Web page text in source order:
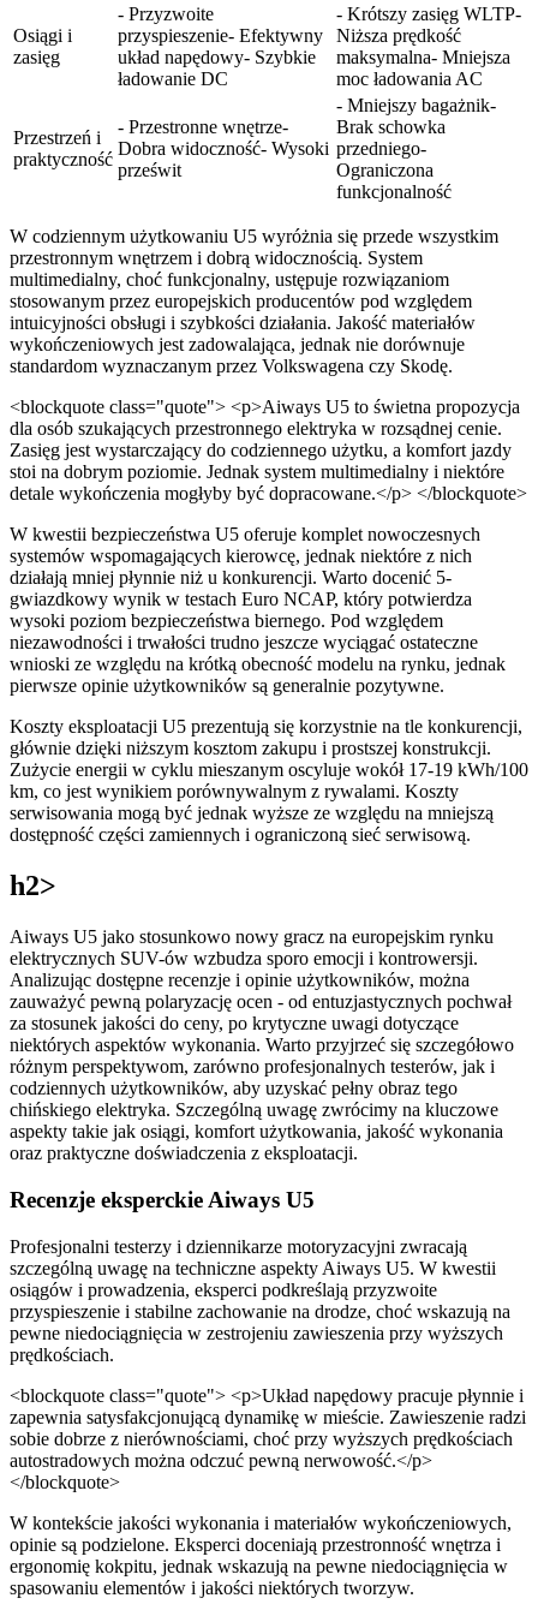
Osiągi i
zasięg
- Przyzwoite
przyspieszenie- Efektywny
układ napędowy- Szybkie
ładowanie DC
- Krótszy zasięg WLTP-
Niższa prędkość
maksymalna- Mniejsza
moc ładowania AC
Przestrzeń i
praktyczność
- Przestronne wnętrze-
Dobra widoczność- Wysoki
prześwit
- Mniejszy bagażnik-
Brak schowka
przedniego-
Ograniczona
funkcjonalność
W codziennym użytkowaniu U5 wyróżnia się przede wszystkim
przestronnym wnętrzem i dobrą widocznością. System
multimedialny, choć funkcjonalny, ustępuje rozwiązaniom
stosowanym przez europejskich producentów pod względem
intuicyjności obsługi i szybkości działania. Jakość materiałów
wykończeniowych jest zadowalająca, jednak nie dorównuje
standardom wyznaczanym przez Volkswagena czy Skodę.
<blockquote class="quote"> <p>Aiways U5 to świetna propozycja
dla osób szukających przestronnego elektryka w rozsądnej cenie.
Zasięg jest wystarczający do codziennego użytku, a komfort jazdy
stoi na dobrym poziomie. Jednak system multimedialny i niektóre
detale wykończenia mogłyby być dopracowane.</p> </blockquote>
W kwestii bezpieczeństwa U5 oferuje komplet nowoczesnych
systemów wspomagających kierowcę, jednak niektóre z nich
działają mniej płynnie niż u konkurencji. Warto docenić 5-
gwiazdkowy wynik w testach Euro NCAP, który potwierdza
wysoki poziom bezpieczeństwa biernego. Pod względem
niezawodności i trwałości trudno jeszcze wyciągać ostateczne
wnioski ze względu na krótką obecność modelu na rynku, jednak
pierwsze opinie użytkowników są generalnie pozytywne.
Koszty eksploatacji U5 prezentują się korzystnie na tle konkurencji,
głównie dzięki niższym kosztom zakupu i prostszej konstrukcji.
Zużycie energii w cyklu mieszanym oscyluje wokół 17-19 kWh/100
km, co jest wynikiem porównywalnym z rywalami. Koszty
serwisowania mogą być jednak wyższe ze względu na mniejszą
dostępność części zamiennych i ograniczoną sieć serwisową.
h2>
Aiways U5 jako stosunkowo nowy gracz na europejskim rynku
elektrycznych SUV-ów wzbudza sporo emocji i kontrowersji.
Analizując dostępne recenzje i opinie użytkowników, można
zauważyć pewną polaryzację ocen - od entuzjastycznych pochwał
za stosunek jakości do ceny, po krytyczne uwagi dotyczące
niektórych aspektów wykonania. Warto przyjrzeć się szczegółowo
różnym perspektywom, zarówno profesjonalnych testerów, jak i
codziennych użytkowników, aby uzyskać pełny obraz tego
chińskiego elektryka. Szczególną uwagę zwrócimy na kluczowe
aspekty takie jak osiągi, komfort użytkowania, jakość wykonania
oraz praktyczne doświadczenia z eksploatacji.
Recenzje eksperckie Aiways U5
Profesjonalni testerzy i dziennikarze motoryzacyjni zwracają
szczególną uwagę na techniczne aspekty Aiways U5. W kwestii
osiągów i prowadzenia, eksperci podkreślają przyzwoite
przyspieszenie i stabilne zachowanie na drodze, choć wskazują na
pewne niedociągnięcia w zestrojeniu zawieszenia przy wyższych
prędkościach.
<blockquote class="quote"> <p>Układ napędowy pracuje płynnie i
zapewnia satysfakcjonującą dynamikę w mieście. Zawieszenie radzi
sobie dobrze z nierównościami, choć przy wyższych prędkościach
autostradowych można odczuć pewną nerwowość.</p>
</blockquote>
W kontekście jakości wykonania i materiałów wykończeniowych,
opinie są podzielone. Eksperci doceniają przestronność wnętrza i
ergonomię kokpitu, jednak wskazują na pewne niedociągnięcia w
spasowaniu elementów i jakości niektórych tworzyw.